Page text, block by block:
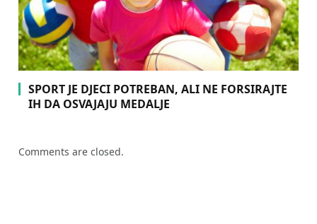
SPORT JE DJECI POTREBAN, ALI NE FORSIRAJTE
IH DA OSVAJAJU MEDALJE
Comments are closed.